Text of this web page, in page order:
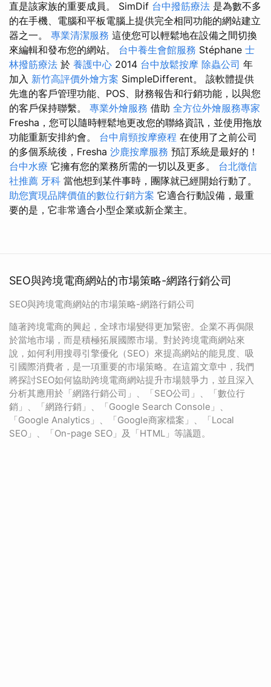
直是該家族的重要成員。 SimDif 台中撥筋療法 是為數不多
的在手機、電腦和平板電腦上提供完全相同功能的網站建立
器之一。 專業清潔服務 這使您可以輕鬆地在設備之間切換
來編輯和發布您的網站。 台中養生會館服務 Stéphane 士
林撥筋療法 於 養護中心 2014 台中放鬆按摩 除蟲公司 年
加入 新竹高評價外燴方案 SimpleDifferent。 該軟體提供
先進的客戶管理功能、POS、財務報告和行銷功能，以與您
的客戶保持聯繫。 專業外燴服務 借助 全方位外燴服務專家
Fresha，您可以隨時輕鬆地更改您的聯絡資訊，並使用拖放
功能重新安排約會。 台中肩頸按摩療程 在使用了之前公司
的多個系統後，Fresha 沙鹿按摩服務 預訂系統是最好的！
台中水療 它擁有您的業務所需的一切以及更多。 台北徵信
社推薦 牙科 當他想到某件事時，團隊就已經開始行動了。
助您實現品牌價值的數位行銷方案 它適合行動設備，最重
要的是，它非常適合小型企業或新企業主。
SEO與跨境電商網站的市場策略-網路行銷公司
SEO與跨境電商網站的市場策略-網路行銷公司
隨著跨境電商的興起，全球市場變得更加緊密。企業不再侷限
於當地市場，而是積極拓展國際市場。對於跨境電商網站來
說，如何利用搜尋引擎優化（SEO）來提高網站的能見度、吸
引國際消費者，是一項重要的市場策略。在這篇文章中，我們
將探討SEO如何協助跨境電商網站提升市場競爭力，並且深入
分析其應用於「網路行銷公司」、「SEO公司」、「數位行
銷」、「網路行銷」、「Google Search Console」、
「Google Analytics」、「Google商家檔案」、「Local
SEO」、「On-page SEO」及「HTML」等議題。